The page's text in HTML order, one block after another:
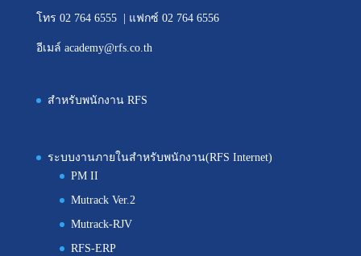
โทร 02 764 6555 | แฟกซ์ 02 764 6556
อีเมล์ academy@rfs.co.th
สำหรับพนักงาน RFS
ระบบงานภายในสำหรับพนักงาน(RFS Internet)
PM II
Mutrack Ver.2
Mutrack-RJV
RFS-ERP